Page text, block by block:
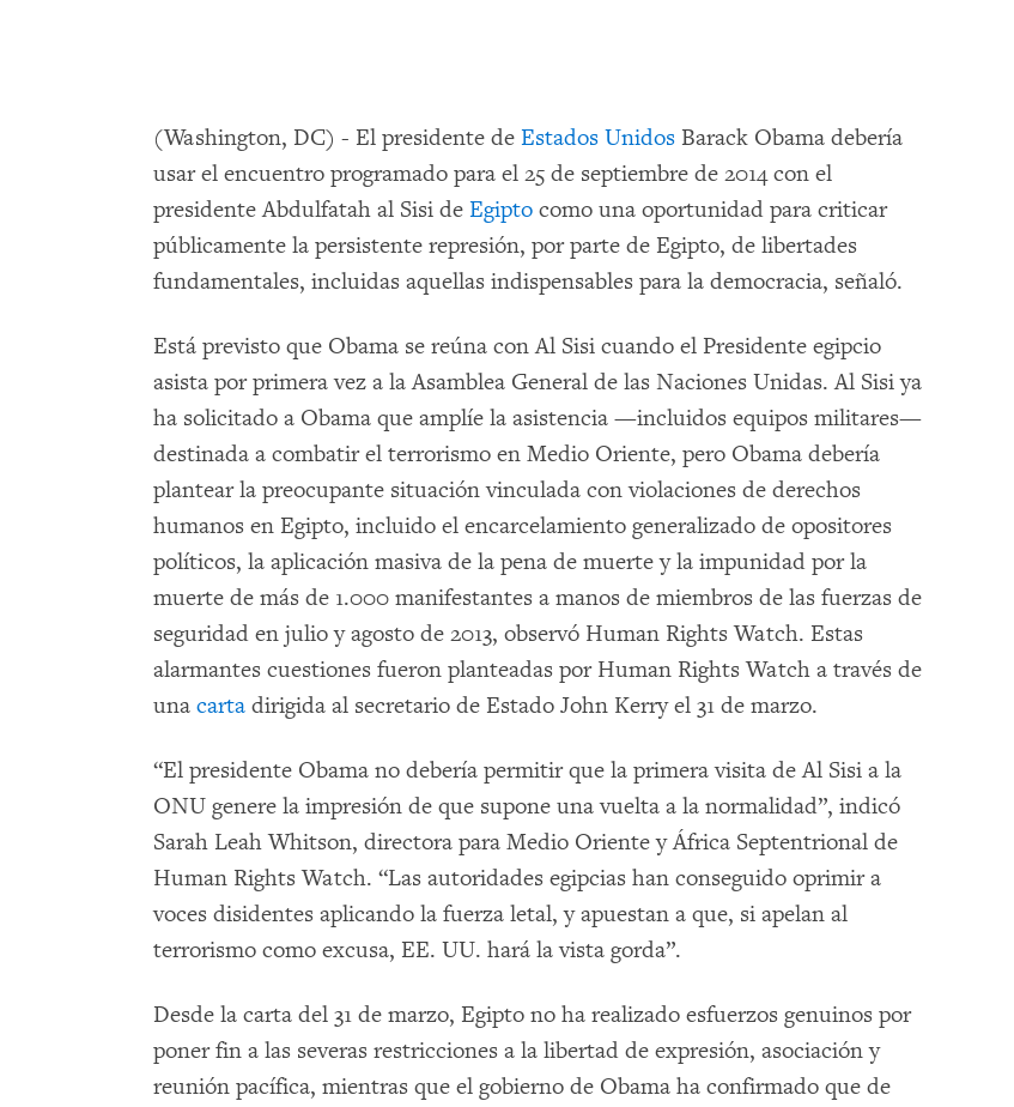
(Washington, DC) - El presidente de Estados Unidos Barack Obama debería
usar el encuentro programado para el 25 de septiembre de 2014 con el
presidente Abdulfatah al Sisi de Egipto como una oportunidad para criticar
públicamente la persistente represión, por parte de Egipto, de libertades
fundamentales, incluidas aquellas indispensables para la democracia, señaló.
Está previsto que Obama se reúna con Al Sisi cuando el Presidente egipcio
asista por primera vez a la Asamblea General de las Naciones Unidas. Al Sisi ya
ha solicitado a Obama que amplíe la asistencia —incluidos equipos militares—
destinada a combatir el terrorismo en Medio Oriente, pero Obama debería
plantear la preocupante situación vinculada con violaciones de derechos
humanos en Egipto, incluido el encarcelamiento generalizado de opositores
políticos, la aplicación masiva de la pena de muerte y la impunidad por la
muerte de más de 1.000 manifestantes a manos de miembros de las fuerzas de
seguridad en julio y agosto de 2013, observó Human Rights Watch. Estas
alarmantes cuestiones fueron planteadas por Human Rights Watch a través de
una carta dirigida al secretario de Estado John Kerry el 31 de marzo.
“El presidente Obama no debería permitir que la primera visita de Al Sisi a la
ONU genere la impresión de que supone una vuelta a la normalidad”, indicó
Sarah Leah Whitson, directora para Medio Oriente y África Septentrional de
Human Rights Watch. “Las autoridades egipcias han conseguido oprimir a
voces disidentes aplicando la fuerza letal, y apuestan a que, si apelan al
terrorismo como excusa, EE. UU. hará la vista gorda”.
Desde la carta del 31 de marzo, Egipto no ha realizado esfuerzos genuinos por
poner fin a las severas restricciones a la libertad de expresión, asociación y
reunión pacífica, mientras que el gobierno de Obama ha confirmado que de